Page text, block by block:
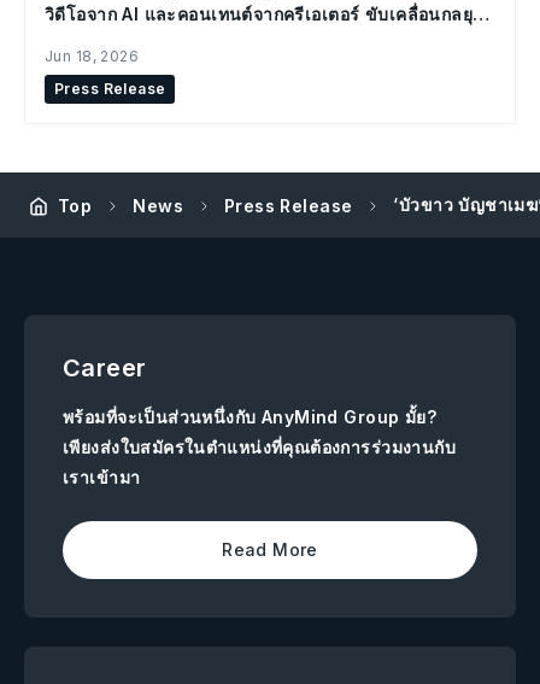
วิดีโอจาก AI และคอนเทนต์จากครีเอเตอร์ ขับเคลื่อนกลยุทธ์
Jun 18, 2026
Press Release
Top News Press Release ‘บัวขาว บัญชาเม
Career
พร้อมที่จะเป็นส่วนหนึ่งกับ AnyMind Group มั้ย?
เพียงส่งใบสมัครในตำแหน่งที่คุณต้องการร่วมงานกับ
เราเข้ามา
Read More